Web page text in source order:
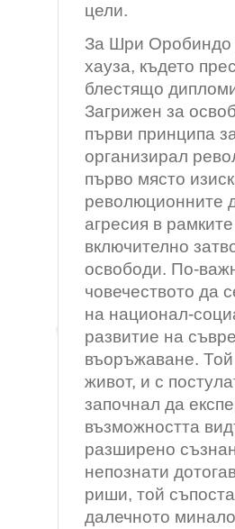
цели.
За Шри Оробиндо
хауза, където
блестящо
Загрижен за
първи принципа
организирал
първо място
революционните
агресия в
включително
освободи. По-
човечеството да
на национал-
развитие на
въоръжаване. Той
живот, и с
започнал да
възможността
разширено
непознати
риши, той
далечното